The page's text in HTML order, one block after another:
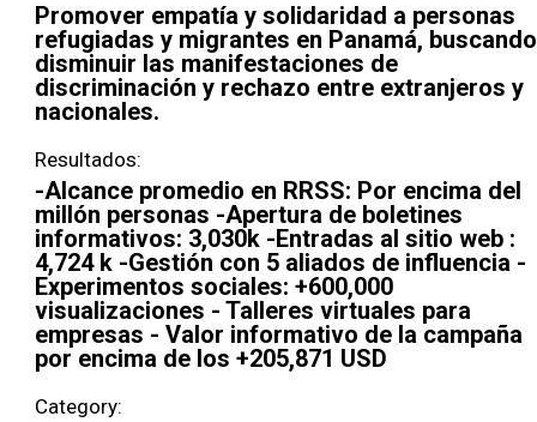
Promover empatía y solidaridad a personas
refugiadas y migrantes en Panamá, buscando
disminuir las manifestaciones de
discriminación y rechazo entre extranjeros y
nacionales.
Resultados:
-Alcance promedio en RRSS: Por encima del
millón personas -Apertura de boletines
informativos: 3,030k -Entradas al sitio web :
4,724 k -Gestión con 5 aliados de influencia -
Experimentos sociales: +600,000
visualizaciones - Talleres virtuales para
empresas - Valor informativo de la campaña
por encima de los +205,871 USD
Category: